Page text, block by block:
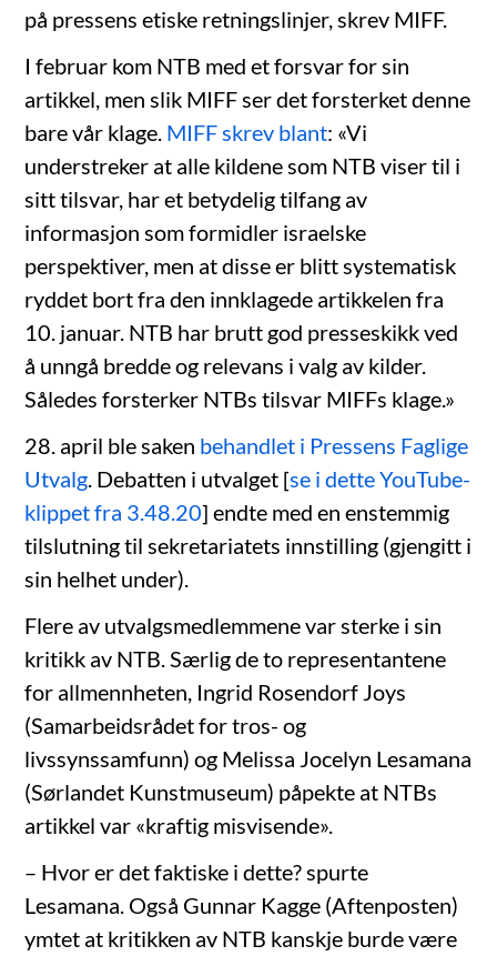
på pressens etiske retningslinjer, skrev MIFF.
I februar kom NTB med et forsvar for sin
artikkel, men slik MIFF ser det forsterket denne
bare vår klage. MIFF skrev blant: «Vi
understreker at alle kildene som NTB viser til i
sitt tilsvar, har et betydelig tilfang av
informasjon som formidler israelske
perspektiver, men at disse er blitt systematisk
ryddet bort fra den innklagede artikkelen fra
10. januar. NTB har brutt god presseskikk ved
å unngå bredde og relevans i valg av kilder.
Således forsterker NTBs tilsvar MIFFs klage.»
28. april ble saken behandlet i Pressens Faglige
Utvalg. Debatten i utvalget [se i dette YouTube-
klippet fra 3.48.20] endte med en enstemmig
tilslutning til sekretariatets innstilling (gjengitt i
sin helhet under).
Flere av utvalgsmedlemmene var sterke i sin
kritikk av NTB. Særlig de to representantene
for allmennheten, Ingrid Rosendorf Joys
(Samarbeidsrådet for tros- og
livssynssamfunn) og Melissa Jocelyn Lesamana
(Sørlandet Kunstmuseum) påpekte at NTBs
artikkel var «kraftig misvisende».
– Hvor er det faktiske i dette? spurte
Lesamana. Også Gunnar Kagge (Aftenposten)
ymtet at kritikken av NTB kanskje burde være